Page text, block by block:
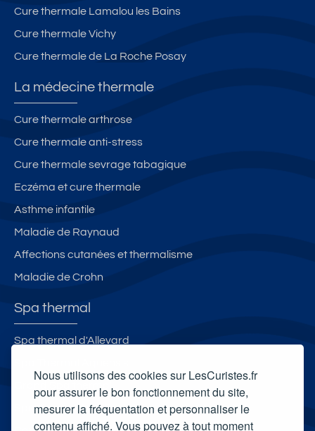
Nous utilisons des cookies sur LesCuristes.fr
pour assurer le bon fonctionnement du site,
mesurer la fréquentation et personnaliser le
contenu affiché. Vous pouvez à tout moment
Cure thermale Lamalou les Bains
Cure thermale Vichy
Cure thermale de La Roche Posay
La médecine thermale
Cure thermale arthrose
Cure thermale anti-stress
Cure thermale sevrage tabagique
Eczéma et cure thermale
Asthme infantile
Maladie de Raynaud
Affections cutanées et thermalisme
Maladie de Crohn
Spa thermal
Spa thermal d'Allevard
Grand Spa thermal
Spa thermal Aiga Resort